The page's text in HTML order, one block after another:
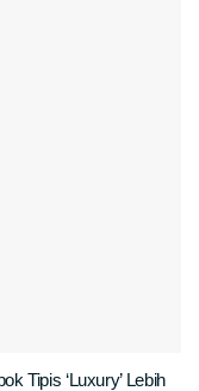
Tipis ‘Luxury’ Lebih